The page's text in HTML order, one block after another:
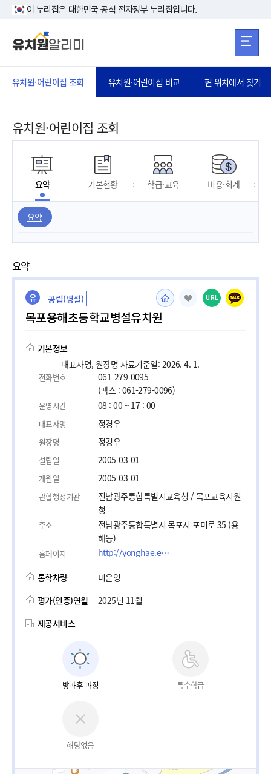
본문 바로가기
이 누리집은 대한민국 공식 전자정부 누리집입니다.
유치원·어린이집 조회 유치원·어린이집 비교 현 위치에서 찾기
유치원·어린이집 조회
요약 기본현황 학급·교육 비용·회계
요약
요약
유 공립(병설)
목포용해초등학교병설유치원
URL
기본정보
대표자명, 원장명 자료기준일: 2026. 4. 1.
전화번호
061-279-0095
(팩스 : 061-279-0096)
운영시간 08 : 00 ~ 17 : 00
대표자명 정경우
원장명 정경우
설립일 2005-03-01
개원일 2005-03-01
관할행정기관
전남광주통합특별시교육청 / 목포교육지원
청
주소
전남광주통합특별시 목포시 포미로 35 (용
해동)
홈페이지 http://yonghae.es.jne.kr
통학차량
미운영
평가(인증)연월
2025년 11월
제공서비스
방과후 과정 특수학급
해당없음